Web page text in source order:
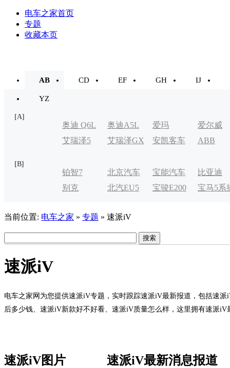
电车之家首页
专题
收藏本页
AB CD EF GH IJ
YZ
[A]
奥迪 Q6L
e-tron
奥迪A5L 爱玛
爱尔威
艾瑞泽5
艾瑞泽GX 安凯客车 ABB
[B]
铂智7 北京汽车
制造厂
宝能汽车
比亚迪
别克
北汽EU5 宝骏E200 宝马5系
当前位置: 电车之家 » 专题 » 速派iV
速派iV
电车之家网为您提供速派iV专题，实时跟踪速派iV最新报道，包括速
后多少钱、速派iV新款好不好看、速派iV质量怎么样，这里拥有速派
速派iV图片 速派iV最新消息报道